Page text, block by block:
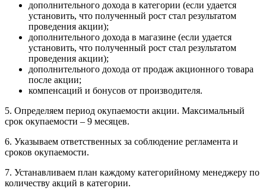
дополнительного дохода в категории (если удается
установить, что полученный рост стал результатом
проведения акции);
дополнительного дохода в магазине (если удается
установить, что полученный рост стал результатом
проведения акции);
дополнительного дохода от продаж акционного товара
после акции;
компенсаций и бонусов от производителя.
5. Определяем период окупаемости акции. Максимальный
срок окупаемости – 9 месяцев.
6. Указываем ответственных за соблюдение регламента и
сроков окупаемости.
7. Устанавливаем план каждому категорийному менеджеру по
количеству акций в категории.